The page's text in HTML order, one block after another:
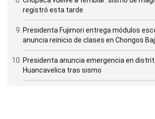
registró esta tarde
Presidenta Fujimori entrega módulos
anuncia reinicio de clases en Chongos
Presidenta anuncia emergencia en
Huancavelica tras sismo